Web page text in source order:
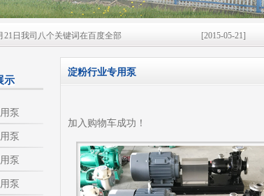
21日我司八个关键词在百度全部 [2015-05-21]
21日酒泵百度排名上升 [2015-05-21]
泵|卫生级自吸泵|淀粉旋流器|不
泵|不锈钢化工泵|酒泵|酒精泵|淀
我司与天长市千秋在线网络服务有限公
示
泵
泵
泵
泵
淀粉行业专用泵
加入购物车成功！